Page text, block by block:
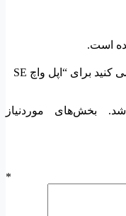
است.
اولین نفری باشید که دیدگاهی را ارسال می کنید برای “اپل واچ SE
بخش‌های موردنیاز
شما *